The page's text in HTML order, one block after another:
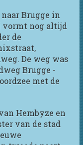
Brugge in
vormt nog altijd
de
De weg was
Brugge -
met de
Hembyze en
van de stad